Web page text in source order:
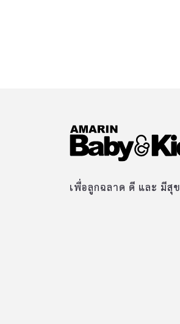
เพื่อลูกฉลาด ดี และ มีสุข